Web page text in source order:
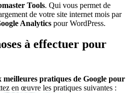
Tools. Qui vous permet de
de votre site internet mois par
Analytics pour WordPress.
à effectuer pour
meilleures pratiques de Google pour
en œuvre les pratiques suivantes :